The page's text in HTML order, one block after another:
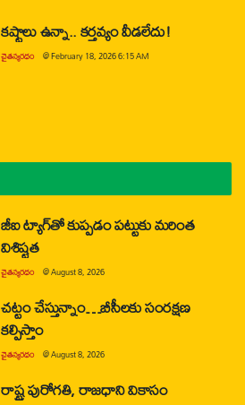
కష్టాలు ఉన్నా.. కర్తవ్యం వీడలేదు!
చైతన్యరధం @February 18, 2026 6:15 AM
జీఐ ట్యాగ్‌తో కుప్పడం పట్టుకు మరింత
విశిష్టత
చైతన్యరధం @August 8, 2026
చట్టం చేస్తున్నాం…బీసీలకు సంరక్షణ
కల్పిస్తాం
చైతన్యరధం @August 8, 2026
రాష్ట్ర పురోగతి, రాజధాని వికాసం